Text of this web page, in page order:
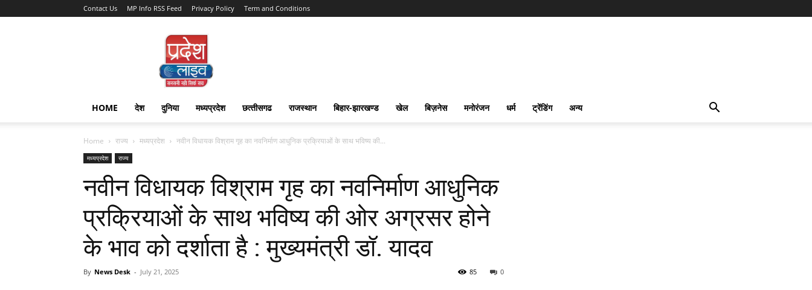
Contact Us MP Info RSS Feed Privacy Policy Term and Conditions
Pradesh
Live
HOME देश दुनिया मध्यप्रदेश छत्‍तीसगढ राजस्‍थान बिहार-झारखण्‍ड खेल बिज़नेस मनोरंजन धर्म ट्रेंडिंग अन्य
Home राज्‍य मध्यप्रदेश नवीन विधायक विश्राम गृह का नवनिर्माण आधुनिक प्रक्रियाओं के साथ भविष्य की...
मध्यप्रदेश राज्‍य
नवीन विधायक विश्राम गृह का नवनिर्माण आधुनिक
प्रक्रियाओं के साथ भविष्य की ओर अग्रसर होने
के भाव को दर्शाता है : मुख्यमंत्री डॉ. यादव
By News Desk - July 21, 2025 0
85